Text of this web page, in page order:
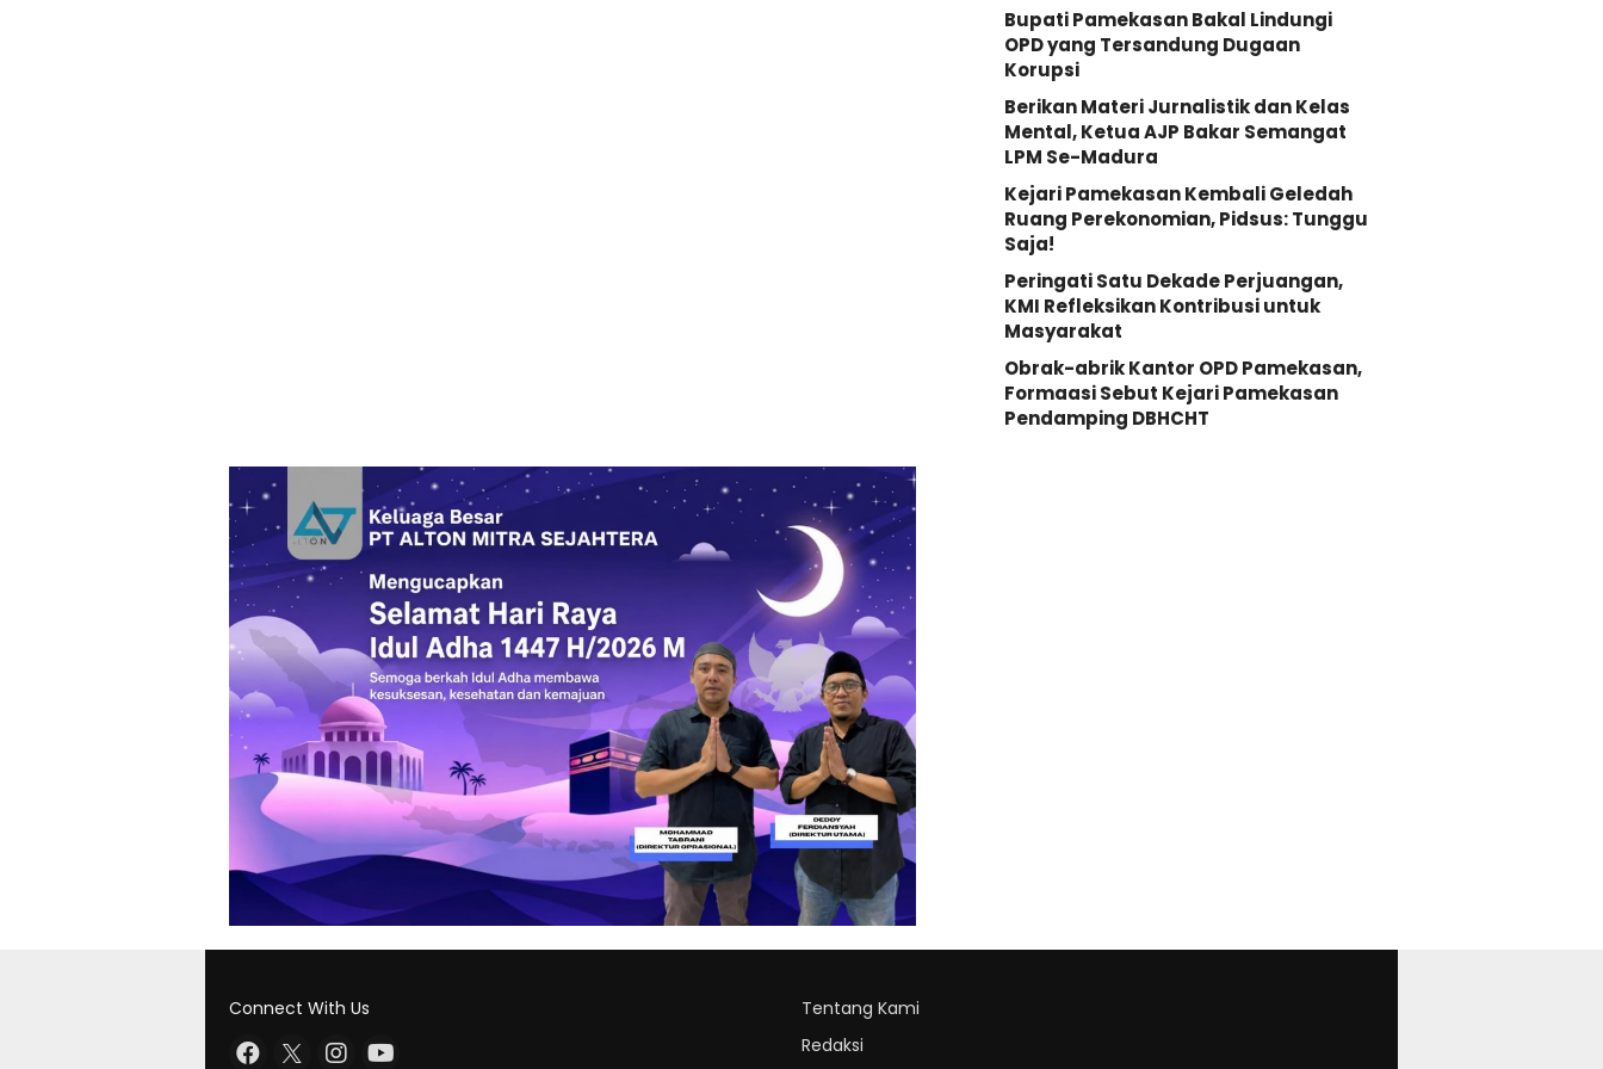
Bupati Pamekasan Bakal Lindungi
OPD yang Tersandung Dugaan
Korupsi
Berikan Materi Jurnalistik dan Kelas
Mental, Ketua AJP Bakar Semangat
LPM Se-Madura
Kejari Pamekasan Kembali Geledah
Ruang Perekonomian, Pidsus: Tunggu
Saja!
Peringati Satu Dekade Perjuangan,
KMI Refleksikan Kontribusi untuk
Masyarakat
Obrak-abrik Kantor OPD Pamekasan,
Formaasi Sebut Kejari Pamekasan
Pendamping DBHCHT
Tentang Kami
Redaksi
Connect With Us